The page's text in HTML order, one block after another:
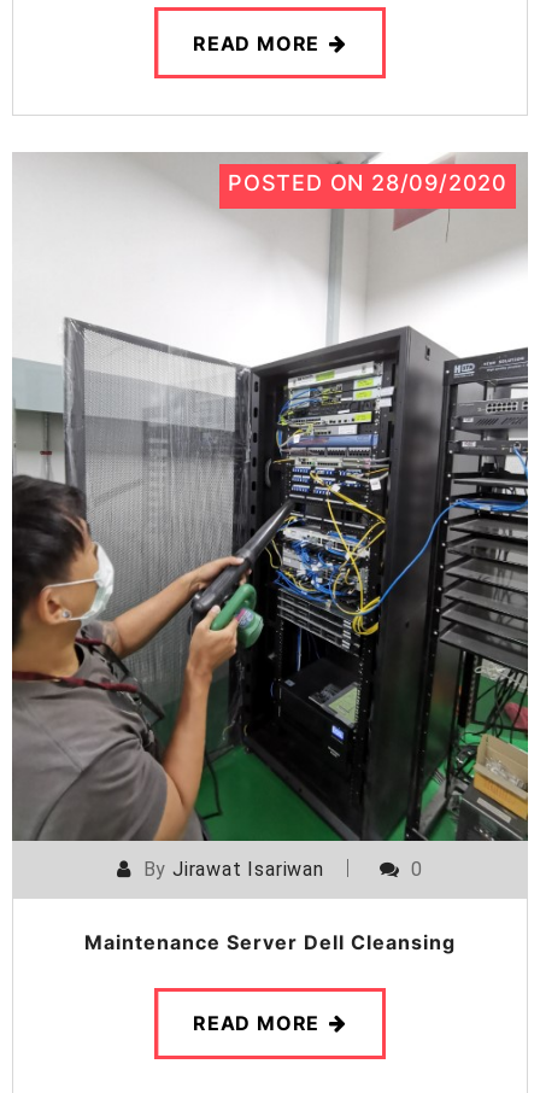
READ MORE
POSTED ON 28/09/2020
By Jirawat Isariwan 0
Maintenance Server Dell Cleansing
READ MORE